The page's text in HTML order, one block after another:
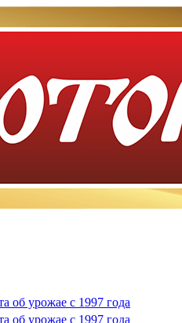
об урожае с 1997 года
об урожае с 1997 года